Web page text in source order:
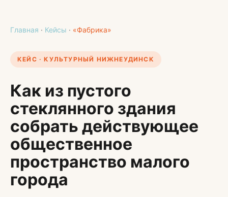
Главная · Кейсы · «Фабрика»
КЕЙС · КУЛЬТУРНЫЙ НИЖНЕУДИНСК
Как из пустого
стеклянного здания
собрать действующее
общественное
пространство малого
города